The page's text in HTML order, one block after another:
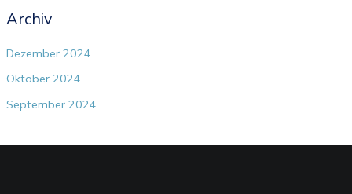
Archiv
Dezember 2024
Oktober 2024
September 2024